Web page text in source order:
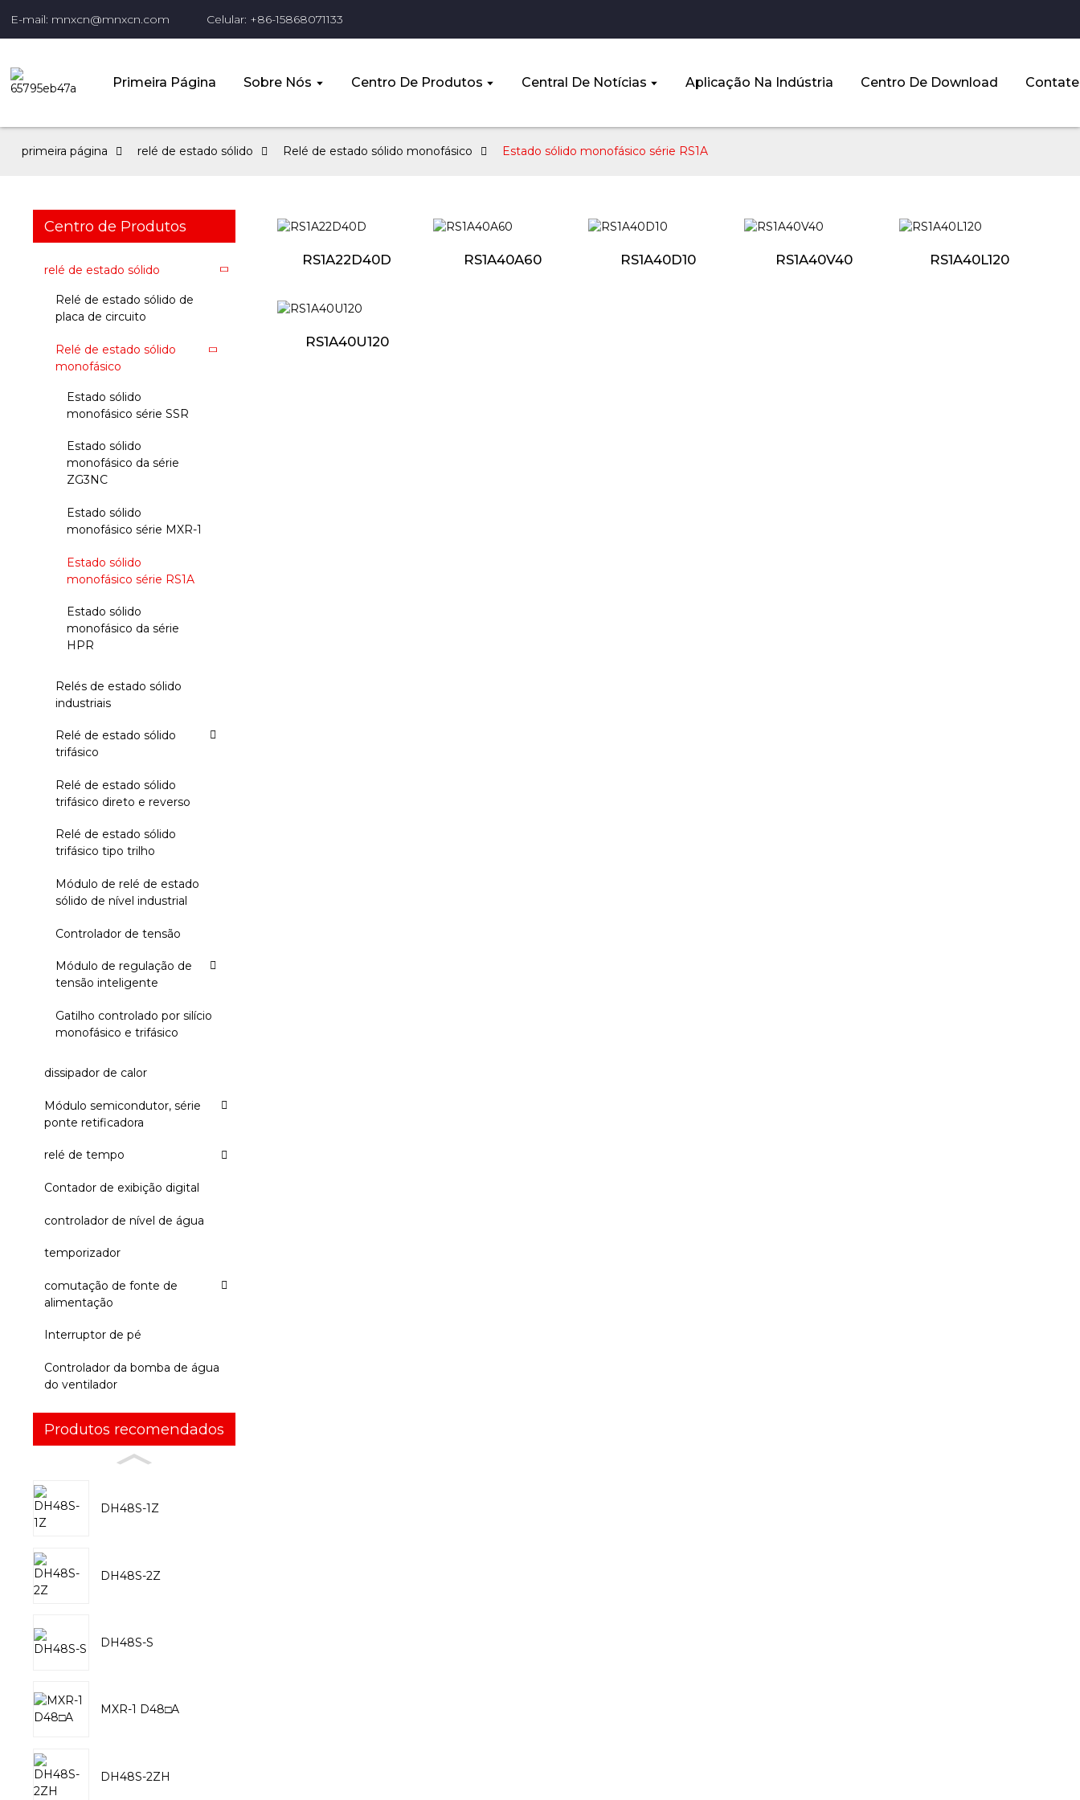
E-mail: mnxcn@mnxcn.com Celular: +86-15868071133
Primeira Página Sobre Nós Centro De Produtos Central De Notícias Aplicação Na Indústria Centro De Download
primeira página relé de estado sólido Relé de estado sólido monofásico Estado sólido monofásico série RS1A
Centro de Produtos
relé de estado sólido
Relé de estado sólido de
placa de circuito
Relé de estado sólido
monofásico
Estado sólido
monofásico série SSR
Estado sólido
monofásico da série
ZG3NC
Estado sólido
monofásico série MXR-1
Estado sólido
monofásico série RS1A
Estado sólido
monofásico da série
HPR
Relés de estado sólido
industriais
Relé de estado sólido
trifásico
Relé de estado sólido
trifásico direto e reverso
Relé de estado sólido
trifásico tipo trilho
Módulo de relé de estado
sólido de nível industrial
Controlador de tensão
Módulo de regulação de
tensão inteligente
Gatilho controlado por silício
monofásico e trifásico
dissipador de calor
Módulo semicondutor, série
ponte retificadora
relé de tempo
Contador de exibição digital
controlador de nível de água
temporizador
comutação de fonte de
alimentação
Interruptor de pé
Controlador da bomba de água
do ventilador
Produtos recomendados
DH48S-1Z
DH48S-2Z
DH48S-S
MXR-1 D48□A
DH48S-2ZH
RS1A22D40D RS1A40A60 RS1A40D10 RS1A40V40 RS1A40L120
RS1A40U120